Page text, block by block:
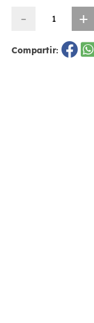
+
-
Compartir: